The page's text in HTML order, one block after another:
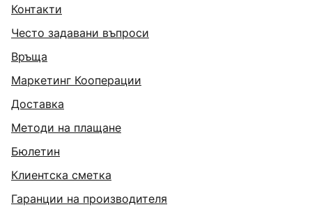
Контакти
Често задавани въпроси
Връща
Маркетинг Кооперации
Доставка
Методи на плащане
Бюлетин
Клиентска сметка
Гаранции на производителя